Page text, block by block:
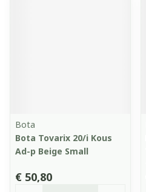
Bota
Bota Tovarix 20/i Kous
Ad-p Beige Small
€ 50,80